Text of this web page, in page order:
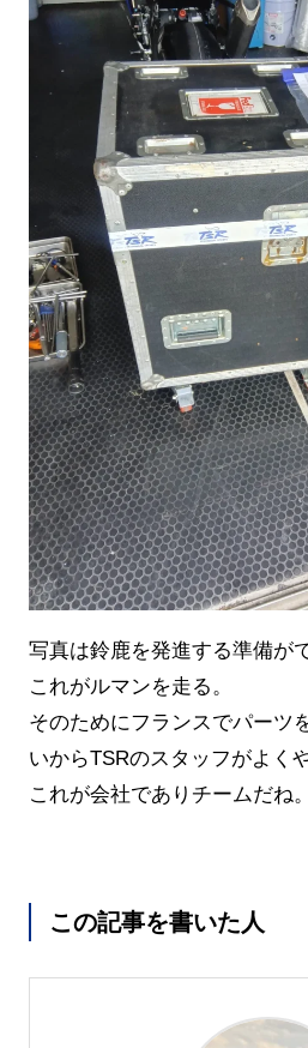
写真は鈴鹿を発進する準備が
これがルマンを走る。
そのためにフランスでパーツ
いからTSRのスタッフがよく
これが会社でありチームだね。
この記事を書いた人